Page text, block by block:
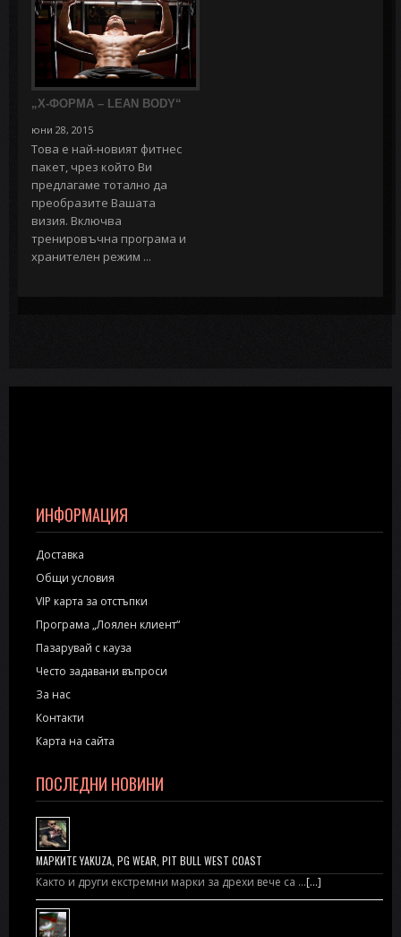
„Х-ФОРМА – LEAN BODY“
юни 28, 2015
Това е най-новият фитнес
пакет, чрез който Ви
предлагаме тотално да
преобразите Вашата
визия. Включва
тренировъчна програма и
хранителен режим ...
ИНФОРМАЦИЯ
Доставка
Общи условия
VIP карта за отстъпки
Програма „Лоялен клиент“
Пазарувай с кауза
Често задавани въпроси
За нас
Контакти
Карта на сайта
ПОСЛЕДНИ НОВИНИ
МАРКИТЕ YAKUZA, PG WEAR, PIT BULL WEST COAST
Както и други екстремни марки за дрехи вече са …[...]